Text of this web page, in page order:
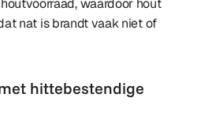
waardoor hout
nat is brandt vaak niet of
hittebestendige